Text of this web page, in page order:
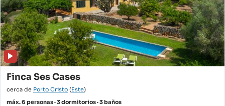
Finca Ses Cases
cerca de Porto Cristo (Este)
máx. 6 personas · 3 dormitorios · 3 baños